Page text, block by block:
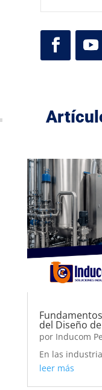
del Diseño de
por Inducom
En las
leer más